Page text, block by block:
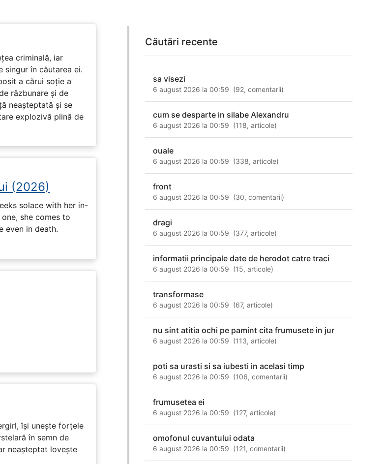
criminală, iar
singur în căutarea ei.
a cărui soție a
răzbunare și de
neașteptată și se
explozivă plină de
(2026)
solace with her in-
she comes to
even in death.
își unește forțele
în semn de
neașteptat lovește
Căutări recente
sa visezi
6 august 2026 la 00:59 (92,comentarii)
cum se desparte in silabe Alexandru
6 august 2026 la 00:59 (118,articole)
ouale
6 august 2026 la 00:59 (338,articole)
front
6 august 2026 la 00:59 (30,comentarii)
dragi
6 august 2026 la 00:59 (377,articole)
informatii principale date de herodot catre traci
6 august 2026 la 00:59 (15,articole)
transformase
6 august 2026 la 00:59 (67,articole)
nu sint atitia ochi pe pamint cita frumusete in jur
6 august 2026 la 00:59 (113,articole)
poti sa urasti si sa iubesti in acelasi timp
6 august 2026 la 00:59 (106,comentarii)
frumusetea ei
6 august 2026 la 00:59 (127,articole)
omofonul cuvantului odata
6 august 2026 la 00:59 (121,comentarii)